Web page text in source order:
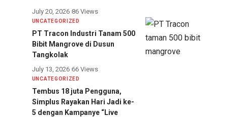
July 20, 2026 86 Views
UNCATEGORIZED
PT Tracon Industri Tanam 500
Bibit Mangrove di Dusun
Tangkolak
July 13, 2026 66 Views
UNCATEGORIZED
Tembus 18 juta Pengguna,
Simplus Rayakan Hari Jadi ke-
5 dengan Kampanye “Live